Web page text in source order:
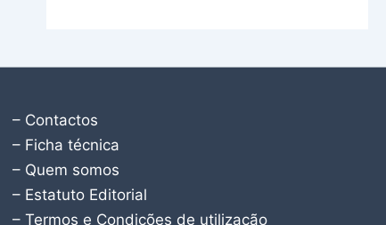
– Contactos
– Ficha técnica
– Quem somos
– Estatuto Editorial
– Termos e Condições de utilização